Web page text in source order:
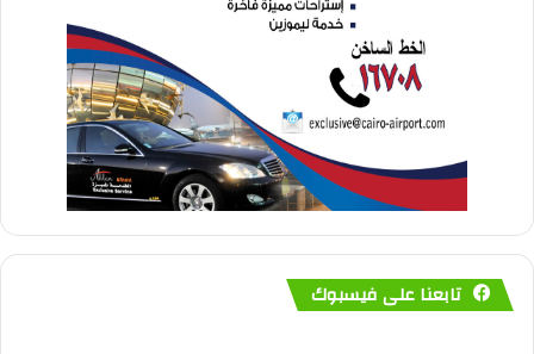
تابعنا على فيسبوك